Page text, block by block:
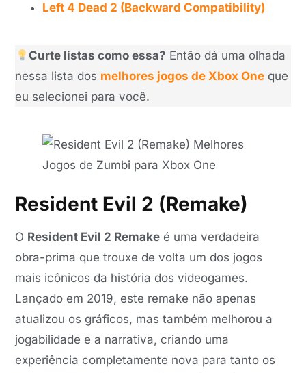
Left 4 Dead 2 (Backward Compatibility)
Curte listas como essa? Então dá uma olhada
nessa lista dos melhores jogos de Xbox One que
eu selecionei para você.
Resident Evil 2 (Remake)
O Resident Evil 2 Remake é uma verdadeira
obra-prima que trouxe de volta um dos jogos
mais icônicos da história dos videogames.
Lançado em 2019, este remake não apenas
atualizou os gráficos, mas também melhorou a
jogabilidade e a narrativa, criando uma
experiência completamente nova para tanto os